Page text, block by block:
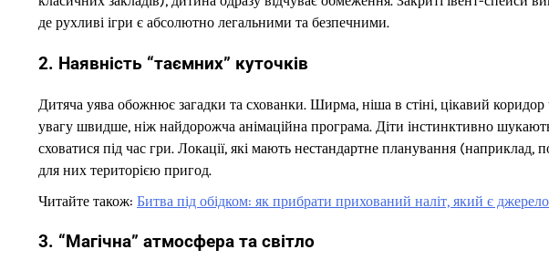
де рухливі ігри є абсолютно легальними та безпечними.
2. Наявність “таємних” куточків
Дитяча уява обожнює загадки та схованки. Ширма, ніша в стіні, цікавий
увагу швидше, ніж найдорожча анімаційна програма. Діти інстинктивно
сховатися під час гри. Локації, які мають нестандартне планування (наприклад,
для них територією пригод.
Читайте також: Битва під обідком: як прибрати прихований наліт, який є
3. “Магічна” атмосфера та світло